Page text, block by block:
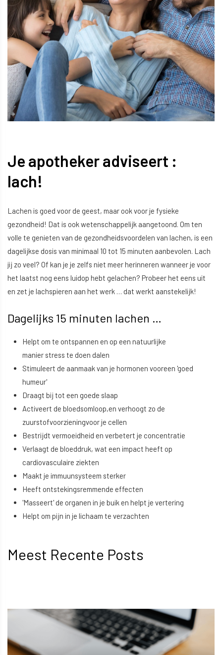
Je apotheker adviseert :
lach!
Lachen is goed voor de geest, maar ook voor je fysieke
gezondheid! Dat is ook wetenschappelijk aangetoond. Om ten
volle te genieten van de gezondheidsvoordelen van lachen, is een
dagelijkse dosis van minimaal 10 tot 15 minuten aanbevolen. Lach
jij zo veel? Of kan je je zelfs niet meer herinneren wanneer je voor
het laatst nog eens luidop hebt gelachen? Probeer het eens uit
en zet je lachspieren aan het werk … dat werkt aanstekelijk!
Dagelijks 15 minuten lachen …
Helpt om te ontspannen en op een natuurlijke
manier stress te doen dalen
Stimuleert de aanmaak van je hormonen vooreen 'goed
humeur'
Draagt bij tot een goede slaap
Activeert de bloedsomloop,en verhoogt zo de
zuurstofvoorzieningvoor je cellen
Bestrijdt vermoeidheid en verbetert je concentratie
Verlaagt de bloeddruk, wat een impact heeft op
cardiovasculaire ziekten
Maakt je immuunsysteem sterker
Heeft ontstekingsremmende effecten
'Masseert' de organen in je buik en helpt je vertering
Helpt om pijn in je lichaam te verzachten
Meest Recente Posts